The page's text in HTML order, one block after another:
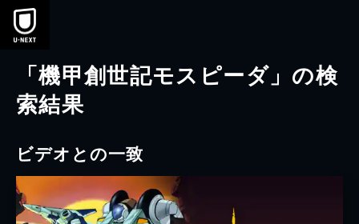
本文へスキップ
「機甲創世記モスピーダ」の検
索結果
ビデオとの一致